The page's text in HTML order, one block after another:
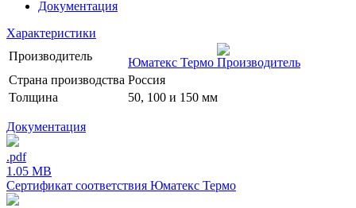
Документация
Характеристики
Производитель
Юматекс Термо
Страна производства Россия
Толщина
50, 100 и 150 мм
Документация
.pdf
1.05 MB
Сертификат соответствия Юматекс Термо